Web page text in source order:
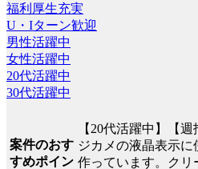
福利厚生充実
U・Iターン歓迎
男性活躍中
女性活躍中
20代活躍中
30代活躍中
案件のおす
すめポイン
【20代活躍中】【
ジカメの液晶表示
作っています。クリ